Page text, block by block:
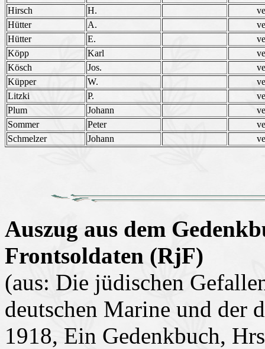
Hirsch
H.
Hütter
A.
Hütter
E.
Köpp
Karl
Kösch
Jos.
Küpper
W.
Litzki
P.
Plum
Johann
Sommer
Peter
Schmelzer
Johann
Auszug aus dem
Frontsoldaten (RjF)
(aus: Die jüdischen
deutschen Marine und der
1918, Ein Gedenkbuch,